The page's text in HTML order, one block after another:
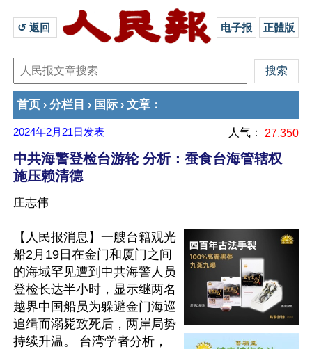
↺ 返回 电子报 正體版
首页 › 分栏目 › 国际 › 文章 ：
2024年2月21日 发表 人气： 27,350
中共海警登检台游轮 分析：蚕食台海管辖权
施压赖清德
庄志伟
【人民报消息】一艘台籍观光
船2月19日在金门和厦门之间
的海域罕见遭到中共海警人员
登检长达半小时，显示继两名
越界中国船员为躲避金门海巡
追缉而溺毙致死后，两岸局势
持续升温。 台湾学者分析，